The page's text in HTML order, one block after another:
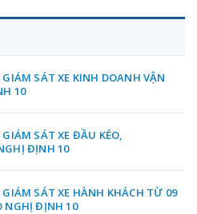
SÁT XE KINH DOANH VẬN
10
SÁT XE ĐẦU KÉO,
ĐỊNH 10
GIÁM SÁT XE HÀNH KHÁCH TỪ 09
NGHỊ ĐỊNH 10